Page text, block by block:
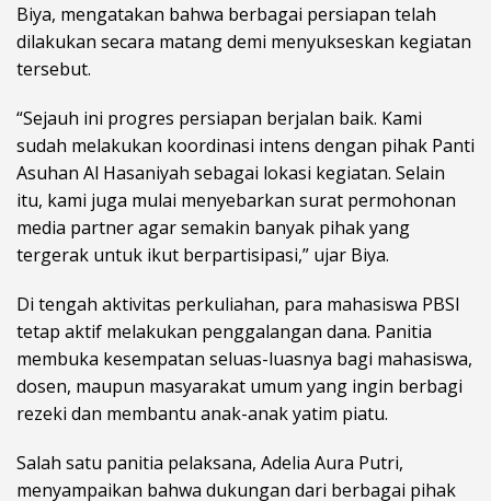
Biya, mengatakan bahwa berbagai persiapan telah
dilakukan secara matang demi menyukseskan kegiatan
tersebut.
“Sejauh ini progres persiapan berjalan baik. Kami
sudah melakukan koordinasi intens dengan pihak Panti
Asuhan Al Hasaniyah sebagai lokasi kegiatan. Selain
itu, kami juga mulai menyebarkan surat permohonan
media partner agar semakin banyak pihak yang
tergerak untuk ikut berpartisipasi,” ujar Biya.
Di tengah aktivitas perkuliahan, para mahasiswa PBSI
tetap aktif melakukan penggalangan dana. Panitia
membuka kesempatan seluas-luasnya bagi mahasiswa,
dosen, maupun masyarakat umum yang ingin berbagi
rezeki dan membantu anak-anak yatim piatu.
Salah satu panitia pelaksana, Adelia Aura Putri,
menyampaikan bahwa dukungan dari berbagai pihak